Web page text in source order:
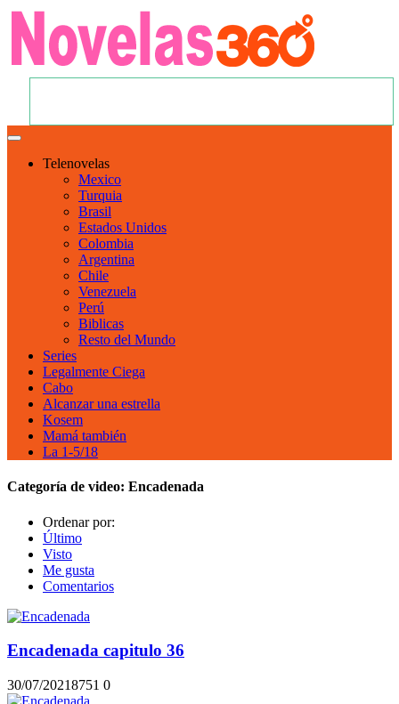
Telenovelas
Mexico
Turquia
Brasil
Estados Unidos
Colombia
Argentina
Chile
Venezuela
Perú
Biblicas
Resto del Mundo
Series
Legalmente Ciega
Cabo
Alcanzar una estrella
Kosem
Mamá también
La 1-5/18
Categoría de video: Encadenada
Ordenar por:
Último
Visto
Me gusta
Comentarios
Encadenada capitulo 36
30/07/20218751 0